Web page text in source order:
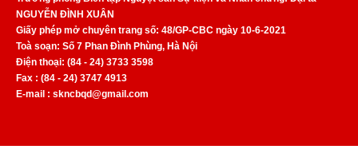
NGUYỄN ĐÌNH XUÂN
Giấy phép mở chuyên trang số: 48/GP-CBC ngày 10-6-2021
Toà soạn: Số 7 Phan Đình Phùng, Hà Nội
Điện thoại: (84 - 24) 3733 3598
Fax : (84 - 24) 3747 4913
E-mail : skncbqd@gmail.com